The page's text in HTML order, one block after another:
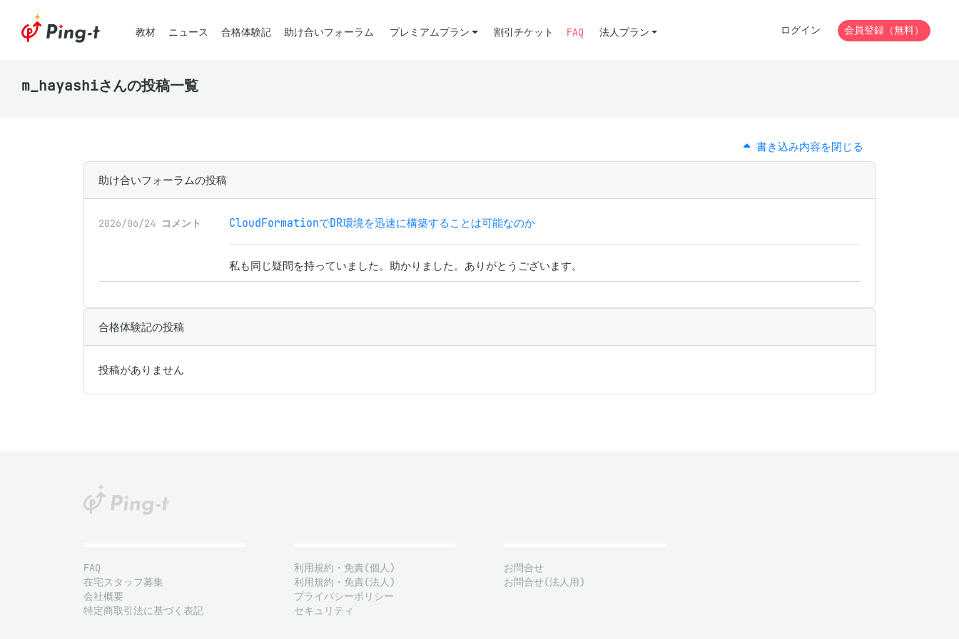
教材 ニュース 合格体験記 助け合いフォーラム プレミアムプラン 割引チケット FAQ 法人プラン ログイン 会員登録（無料）
m_hayashiさんの投稿一覧
書き込み内容を閉じる
助け合いフォーラムの投稿
2026/06/24 コメント CloudFormationでDR環境を迅速に構築することは可能なのか
私も同じ疑問を持っていました。助かりました。ありがとうございます。
合格体験記の投稿
投稿がありません
FAQ
在宅スタッフ募集
会社概要
特定商取引法に基づく表記
利用規約・免責(個人)
利用規約・免責(法人)
プライバシーポリシー
セキュリティ
お問合せ
お問合せ(法人用)